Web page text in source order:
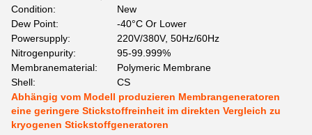
Condition:
New
Dew Point:
-40°C Or Lower
Powersupply:
220V/380V, 50Hz/60Hz
Nitrogenpurity:
95-99.999%
Membranematerial:
Polymeric Membrane
Shell:
CS
Abhängig vom Modell produzieren Membrangeneratoren
eine geringere Stickstoffreinheit im direkten Vergleich zu
kryogenen Stickstoffgeneratoren